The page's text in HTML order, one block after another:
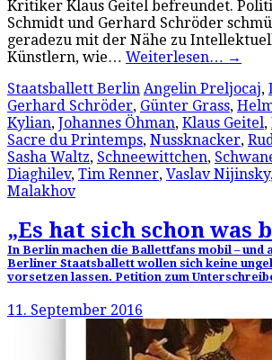
Kritiker Klaus Geitel befreundet.
Schmidt und Gerhard Schröder
geradezu mit der Nähe zu
Künstlern, wie… Weiterlesen… →
Staatsballett Berlin Angelin Preljocaj,
Gerhard Schröder, Günter Grass,
Kylian, Johannes Öhman, Klaus Geitel,
Sacre du Printemps, Nussknacker,
Sasha Waltz, Schneewittchen,
Diaghilev, Tim Renner, Vaslav Nijinsky
Malakhov
„Es hat sich schon was
In Berlin machen die Ballettfans mobil – und
Berliner Staatsballett wollen sich keine
vorsetzen lassen. Petition zum
11. September 2016